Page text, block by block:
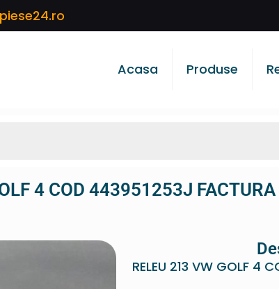
Acasa Produse
4 COD 443951253J
RELEU 213 VW GOLF 4